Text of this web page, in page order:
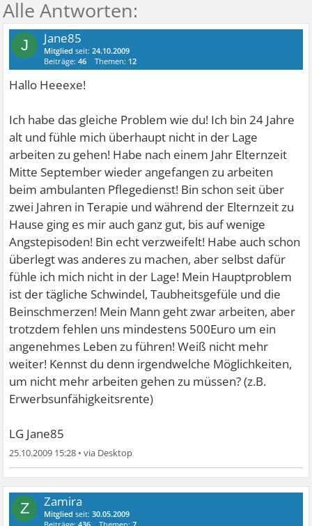
J Jane85
Mitglied seit:24.10.2009
Beiträge:46 Themen: 12
Hallo Heeexe!
Ich habe das gleiche Problem wie du! Ich bin 24 Jahre
alt und fühle mich überhaupt nicht in der Lage
arbeiten zu gehen! Habe nach einem Jahr Elternzeit
Mitte September wieder angefangen zu arbeiten
beim ambulanten Pflegedienst! Bin schon seit über
zwei Jahren in Terapie und während der Elternzeit zu
Hause ging es mir auch ganz gut, bis auf wenige
Angstepisoden! Bin echt verzweifelt! Habe auch schon
überlegt was anderes zu machen, aber selbst dafür
fühle ich mich nicht in der Lage! Mein Hauptproblem
ist der tägliche Schwindel, Taubheitsgefüle und die
Beinschmerzen! Mein Mann geht zwar arbeiten, aber
trotzdem fehlen uns mindestens 500Euro um ein
angenehmes Leben zu führen! Weiß nicht mehr
weiter! Kennst du denn irgendwelche Möglichkeiten,
um nicht mehr arbeiten gehen zu müssen? (z.B.
Erwerbsunfähigkeitsrente)
LG Jane85
25.10.2009 15:28 •
Z Zamira
Mitglied seit:30.05.2009